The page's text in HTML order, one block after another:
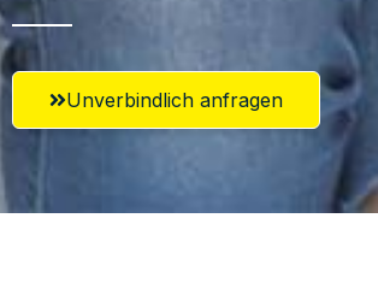
Unverbindlich anfragen